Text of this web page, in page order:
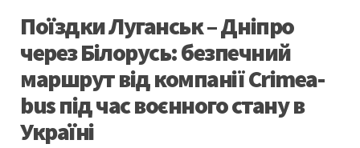
Поїздки Луганськ – Дніпро
через Білорусь: безпечний
маршрут від компанії Crimea-
bus під час воєнного стану в
Україні